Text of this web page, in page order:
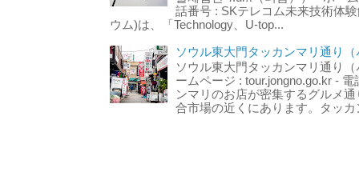
話番号 : SKテレコム未来技術体
ウム)は、「Technology、U-top...
ソウル東大門タッカンマリ通り
ソウル東大門タッカンマリ通り
ームページ : tour.jongno.go.kr -
ンマリのお店が密集するグルメ
合市場の近くにあります。タッ